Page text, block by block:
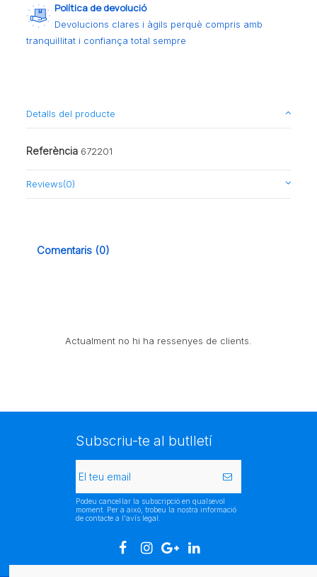
Política de devolució
Devolucions clares i àgils perquè compris amb
tranquil·litat i confiança total sempre
Detalls del producte
Referència 672201
Reviews(0)
Comentaris (0)
Actualment no hi ha ressenyes de clients.
Subscriu-te al butlletí
Podeu cancel·lar la subscripció en qualsevol
moment. Per a això, trobeu la nostra informació
de contacte a l'avís legal.